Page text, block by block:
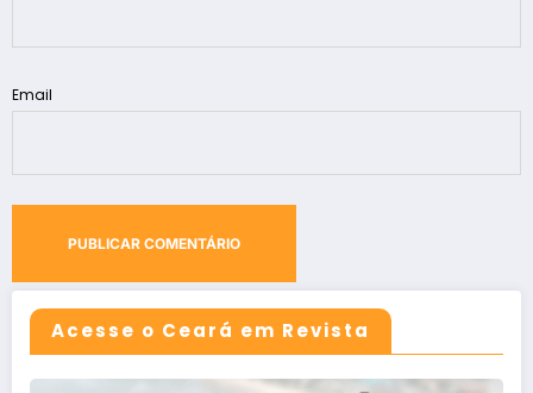
Email
Acesse o Ceará em Revista